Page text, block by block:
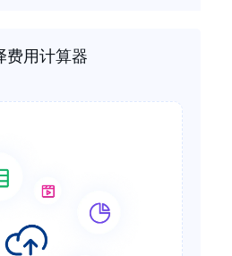
费用计算器